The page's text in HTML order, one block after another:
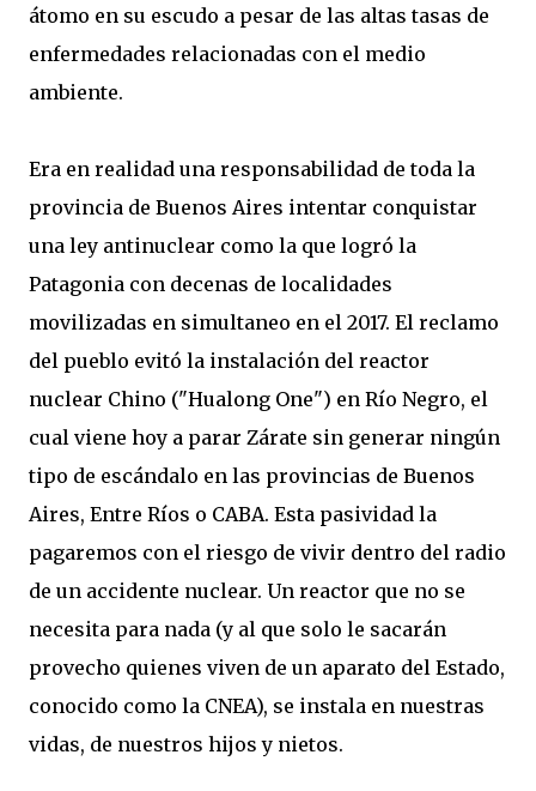
átomo en su escudo a pesar de las altas tasas de
enfermedades relacionadas con el medio
ambiente.
Era en realidad una responsabilidad de toda la
provincia de Buenos Aires intentar conquistar
una ley antinuclear como la que logró la
Patagonia con decenas de localidades
movilizadas en simultaneo en el 2017. El reclamo
del pueblo evitó la instalación del reactor
nuclear Chino ("Hualong One") en Río Negro, el
cual viene hoy a parar Zárate sin generar ningún
tipo de escándalo en las provincias de Buenos
Aires, Entre Ríos o CABA. Esta pasividad la
pagaremos con el riesgo de vivir dentro del radio
de un accidente nuclear. Un reactor que no se
necesita para nada (y al que solo le sacarán
provecho quienes viven de un aparato del Estado,
conocido como la CNEA), se instala en nuestras
vidas, de nuestros hijos y nietos.